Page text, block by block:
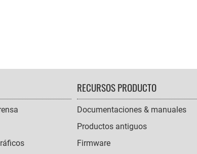
RECURSOS PRODUCTO
Documentaciones & manuales
Productos antiguos
Firmware